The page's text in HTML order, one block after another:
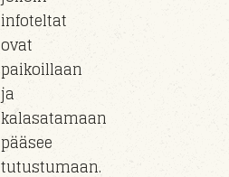
infoteltat
ovat
paikoillaan
ja
kalasatamaan
pääsee
tutustumaan.